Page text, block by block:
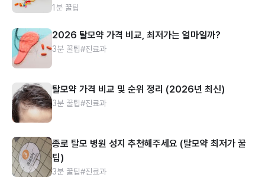
1분 꿀팁
2026 탈모약 가격 비교, 최저가는 얼마일까?
3분 꿀팁#진료과
탈모약 가격 비교 및 순위 정리 (2026년 최신)
3분 꿀팁#진료과
종로 탈모 병원 성지 추천해주세요 (탈모약 최저가 꿀
팁)
3분 꿀팁#진료과